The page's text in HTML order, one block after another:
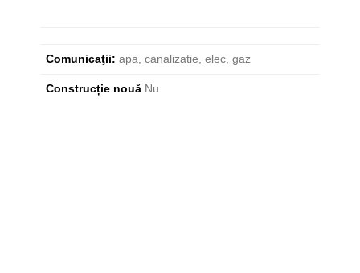
Comunicaţii: apa, canalizatie, elec, gaz
Construcție nouă Nu